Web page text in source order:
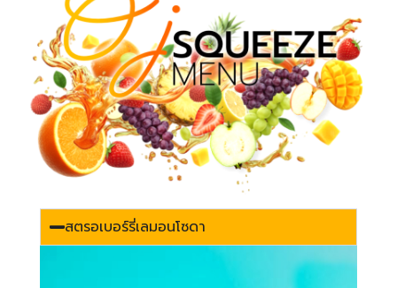
สตรอเบอร์รี่เลมอนโซดา